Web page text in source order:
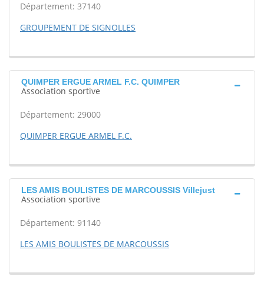
Département: 37140
GROUPEMENT DE SIGNOLLES
QUIMPER ERGUE ARMEL F.C. QUIMPER
Association sportive
Département: 29000
QUIMPER ERGUE ARMEL F.C.
LES AMIS BOULISTES DE MARCOUSSIS Villejust
Association sportive
Département: 91140
LES AMIS BOULISTES DE MARCOUSSIS